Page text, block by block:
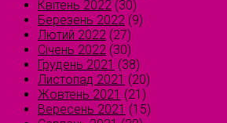
Квітень 2022 (30)
Березень 2022 (9)
Лютий 2022 (27)
Січень 2022 (30)
Грудень 2021 (38)
Листопад 2021 (20)
Жовтень 2021 (21)
Вересень 2021 (15)